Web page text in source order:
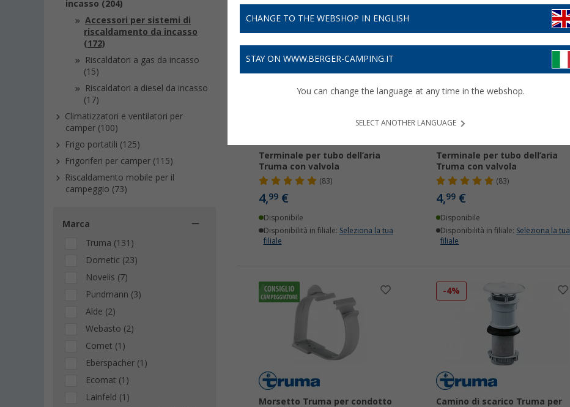
incasso (204)
Accessori per sistemi di
riscaldamento da incasso
(172)
Riscaldatori a gas da incasso
(15)
Riscaldatori a diesel da incasso
(17)
Climatizzatori e ventilatori per
camper (100)
Frigo portatili (125)
Frigoriferi per camper (115)
Riscaldamento mobile per il
campeggio (73)
Marca
Truma (131)
Dometic (23)
Novelis (7)
Pundmann (3)
Alde (2)
Webasto (2)
Comet (1)
Eberspächer (1)
Ecomat (1)
Lainfeld (1)
Terminale per tubo dell’aria
Truma con valvola
(83)
4,99 €
Disponibile
Disponibilità in filiale: Seleziona la tua
filiale
Terminale per tubo dell’aria
Truma con valvola
(83)
4,99€
Disponibile
Disponibilità in filiale: Seleziona la tua
filiale
Morsetto Truma per condotto
-4%
Camino di scarico Truma per
CHANGE TO THE WEBSHOP IN ENGLISH
STAY ON WWW.BERGER-CAMPING.IT
You can change the language at any time in the webshop.
SELECT ANOTHER LANGUAGE